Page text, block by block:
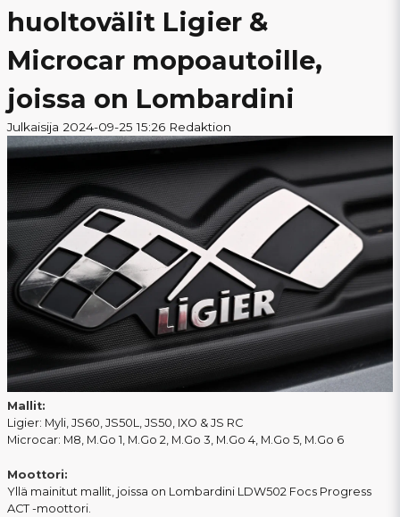
huoltovälit Ligier &
Microcar mopoautoille,
joissa on Lombardini
Julkaisija 2024-09-25 15:26 Redaktion
Mallit:
Ligier: Myli, JS60, JS50L, JS50, IXO & JS RC
Microcar: M8, M.Go 1, M.Go 2, M.Go 3, M.Go 4, M.Go 5, M.Go 6
Moottori:
Yllä mainitut mallit, joissa on Lombardini LDW502 Focs Progress
ACT -moottori.